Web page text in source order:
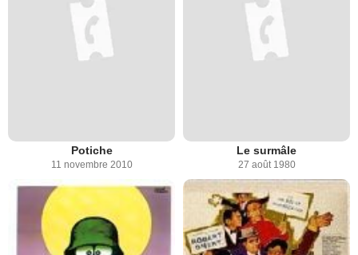
Potiche
11 novembre 2010
Le surmâle
27 août 1980